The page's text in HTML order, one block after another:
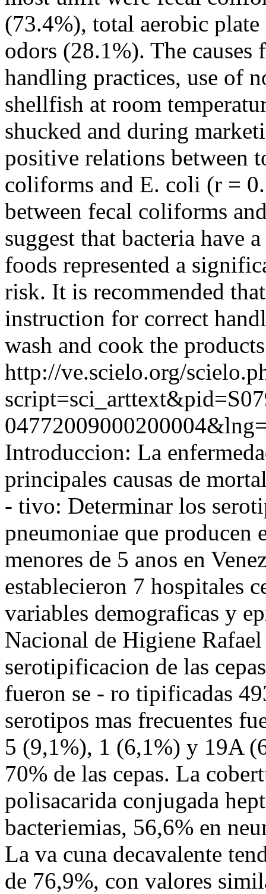
(73.4%), total aerobic
odors (28.1%). The causes
handling practices, use of
shellfish at room
shucked and during
positive relations between
coliforms and E. coli (r =
between fecal coliforms
suggest that bacteria have
foods represented a
risk. It is recommended
instruction for correct
wash and cook the
http://ve.scielo.org/
Introduccion: La
principales causas de
- tivo: Determinar los
pneumoniae que producen
menores de 5 anos en
establecieron 7 hospitales
variables demograficas y
Nacional de Higiene
serotipificacion de las
fueron se - ro tipificadas
serotipos mas frecuentes
5 (9,1%), 1 (6,1%) y 19A
70% de las cepas. La
polisacarida conjugada
bacteriemias, 56,6% en
La va cuna decavalente
de 76,9%, con valores